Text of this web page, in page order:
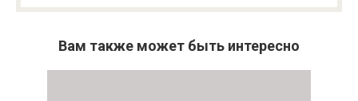
Вам также может быть интересно